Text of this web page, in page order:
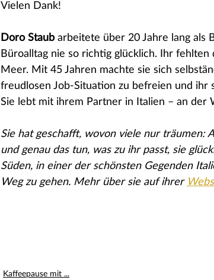
Vielen Dank!
Doro Staub arbeitete über 20 Jahre lang als
Büroalltag nie so richtig glücklich. Ihr
Meer. Mit 45 Jahren machte sie sich
freudlosen Job-Situation zu befreien und ihr
Sie lebt mit ihrem Partner in Italien – an der
Sie hat geschafft, wovon viele nur träumen:
und genau das tun, was zu ihr passt, sie
Süden, in einer der schönsten Gegenden
Weg zu gehen. Mehr über sie auf ihrer
Kaffeepause mit ...